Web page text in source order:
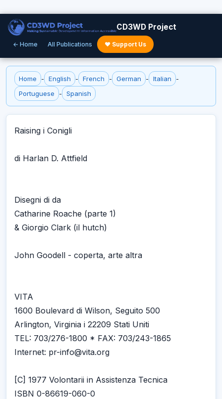
CD3WD Project
← Home All Publications ♥ Support Us
Home - English - French - German - Italian
-
Portuguese
- Spanish
Raising i Conigli
di Harlan D. Attfield
Disegni di da
Catharine Roache (parte 1)
& Giorgio Clark (il hutch)
John Goodell - coperta, arte altra
VITA
1600 Boulevard di Wilson, Seguito 500
Arlington, Virginia i 22209 Stati Uniti
TEL: 703/276-1800 * FAX: 703/243-1865
Internet: pr-info@vita.org
[C] 1977 Volontarii in Assistenza Tecnica
ISBN 0-86619-060-0